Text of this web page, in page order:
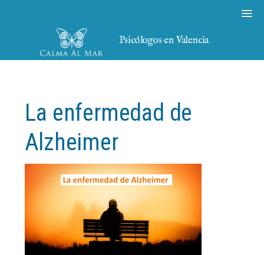
Psicólogos en Valencia
La enfermedad de
Alzheimer